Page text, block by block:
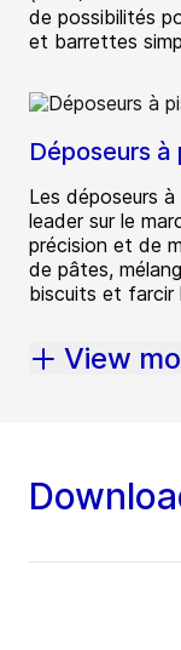
de possibilités
et barrettes
Déposeurs
Les déposeurs
leader sur le
précision et de
de pâtes,
biscuits et
View